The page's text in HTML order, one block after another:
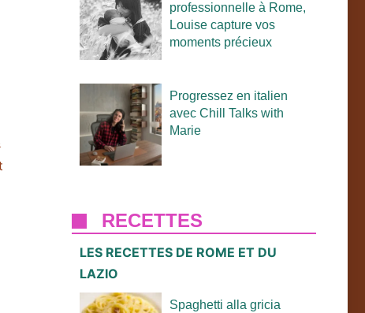
professionnelle à Rome,
Louise capture vos
moments précieux
Progressez en italien
avec Chill Talks with
Marie
RECETTES
LES RECETTES DE ROME ET DU
LAZIO
Spaghetti alla gricia